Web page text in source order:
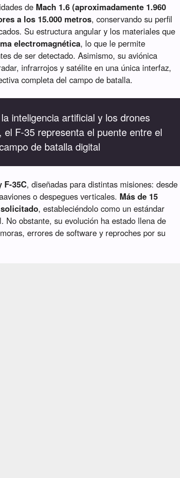
de Mach 1.6 (aproximadamente 1.960
a los 15.000 metros, conservando su perfil
Su estructura angular y los materiales que
electromagnética, lo que le permite
de ser detectado. Asimismo, su aviónica
infrarrojos y satélite en una única interfaz,
completa del campo de batalla.
inteligencia artificial y los drones
el F-35 representa el puente entre el
de batalla digital
F-35C, diseñadas para distintas misiones: desde
o despegues verticales. Más de 15
, estableciéndolo como un estándar
No obstante, su evolución ha estado llena de
errores de software y reproches por su